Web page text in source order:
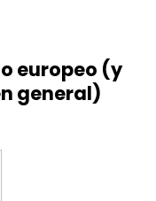
europeo (y
general)